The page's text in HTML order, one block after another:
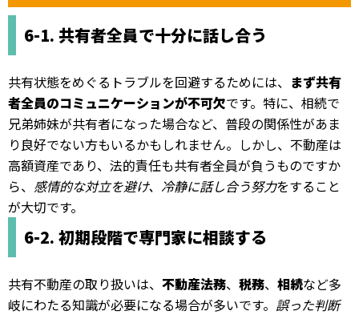
6-1. 共有者全員で十分に話し合う
共有状態をめぐるトラブルを回避するためには、 まず共有
者全員のコミュニケーションが不可欠です。特に、相続で
兄弟姉妹が共有者になった場合など、普段の関係性があま
り良好でない方もいるかもしれません。しかし、不動産は
高額資産であり、法的責任も共有者全員が負うものですか
ら、 感情的な対立を避け、冷静に話し合う努力をすること
が大切です。
6-2. 初期段階で専門家に相談する
共有不動産の取り扱いは、 不動産法務、 税務、 相続など多
岐にわたる知識が必要になる場合が多いです。 誤った判断